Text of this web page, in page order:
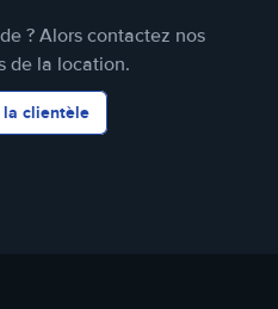
? Alors contactez nos
de la location.
la clientèle